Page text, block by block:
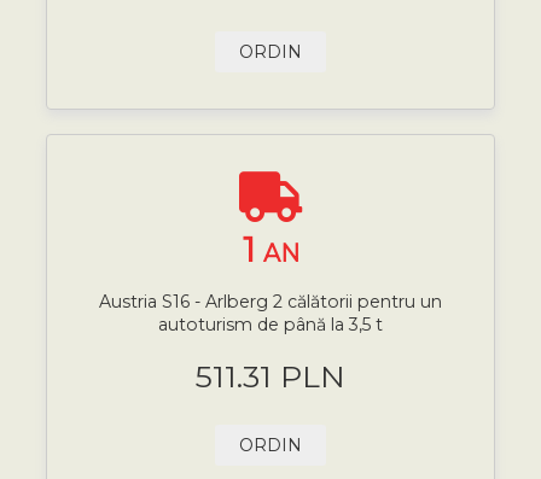
ORDIN
1 AN
Austria S16 - Arlberg 2 călătorii pentru un
autoturism de până la 3,5 t
511.31 PLN
ORDIN